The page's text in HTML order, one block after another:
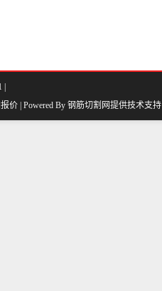
价 | Powered By 钢筋切割网提供技术支持